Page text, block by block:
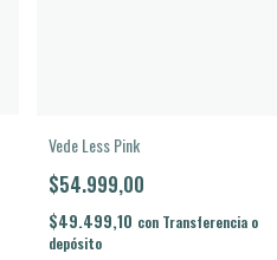
Vede Less Pink
$54.999,00
$49.499,10 con Transferencia o
depósito